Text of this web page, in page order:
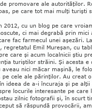
promovare ale autorităţilor.
pe care tot mai mulţi turişti
2012, cu un blog pe care
ci mai degrabă prin
fac farmecul unei aşezări.
regretatul Emil Mureşan, cu
care şi acum localnicii ştiu
turiştilor străini. Şi acesta e
aveau nici măcar maşină, le
cele ale părinţilor. Au creat o
ideea de a-i încu­raja şi pe alţii
locurile intere­sante pe care
zilnic fotografii şi, în scurt
să răspundă provocării,